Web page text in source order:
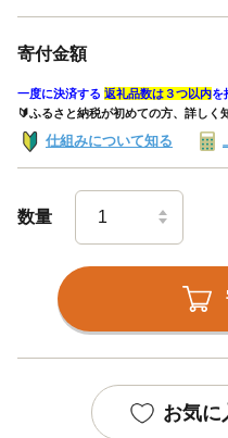
寄付金額
一度に決済する 返礼品数は３つ以内を
🔰ふるさと納税が初めての方、詳しく
仕組みについて知る
数量
お気に